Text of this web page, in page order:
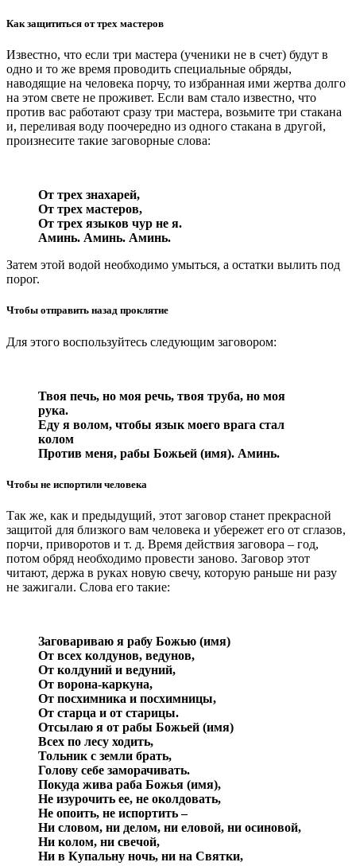
Как защититься от трех мастеров
Известно, что если три мастера (ученики не в счет) будут в
одно и то же время проводить специальные обряды,
наводящие на человека порчу, то избранная ими жертва долго
на этом свете не проживет. Если вам стало известно, что
против вас работают сразу три мастера, возьмите три стакана
и, переливая воду поочередно из одного стакана в другой,
произнесите такие заговорные слова:
От трех знахарей,
От трех мастеров,
От трех языков чур не я.
Аминь. Аминь. Аминь.
Затем этой водой необходимо умыться, а остатки вылить под
порог.
Чтобы отправить назад проклятие
Для этого воспользуйтесь следующим заговором:
Твоя печь, но моя речь, твоя труба, но моя
рука.
Еду я волом, чтобы язык моего врага стал
колом
Против меня, рабы Божьей (имя). Аминь.
Чтобы не испортили человека
Так же, как и предыдущий, этот заговор станет прекрасной
защитой для близкого вам человека и убережет его от сглазов,
порчи, приворотов и т. д. Время действия заговора – год,
потом обряд необходимо провести заново. Заговор этот
читают, держа в руках новую свечу, которую раньше ни разу
не зажигали. Слова его такие:
Заговариваю я рабу Божью (имя)
От всех колдунов, ведунов,
От колдуний и ведуний,
От ворона-каркуна,
От посхимника и посхимницы,
От старца и от старицы.
Отсылаю я от рабы Божьей (имя)
Всех по лесу ходить,
Тольник с земли брать,
Голову себе заморачивать.
Покуда жива раба Божья (имя),
Не изурочить ее, не околдовать,
Не опоить, не испортить –
Ни словом, ни делом, ни еловой, ни осиновой,
Ни колом, ни свечой,
Ни в Купальну ночь, ни на Святки,